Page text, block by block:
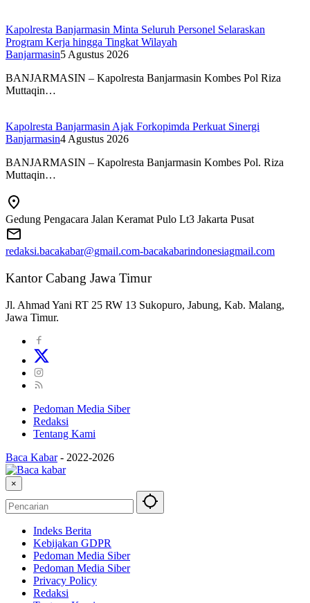
Kapolresta Banjarmasin Minta Seluruh Personel Selaraskan
Program Kerja hingga Tingkat Wilayah
Banjarmasin5 Agustus 2026
BANJARMASIN – Kapolresta Banjarmasin Kombes Pol Riza
Muttaqin…
Kapolresta Banjarmasin Ajak Forkopimda Perkuat Sinergi
Banjarmasin4 Agustus 2026
BANJARMASIN – Kapolresta Banjarmasin Kombes Pol. Riza
Muttaqin…
Gedung Pengacara Jalan Keramat Pulo Lt3 Jakarta Pusat
redaksi.bacakabar@gmail.com-bacakabarindonesiagmail.com
Kantor Cabang Jawa Timur
Jl. Ahmad Yani RT 25 RW 13 Sukopuro, Jabung, Kab. Malang,
Jawa Timur.
Pedoman Media Siber
Redaksi
Tentang Kami
Baca Kabar - 2022-2026
×
Indeks Berita
Kebijakan GDPR
Pedoman Media Siber
Pedoman Media Siber
Privacy Policy
Redaksi